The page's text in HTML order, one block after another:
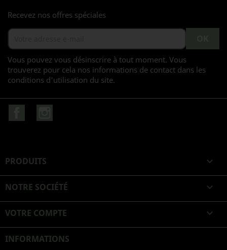
Recevez nos offres spéciales
Vous pouvez vous désinscrire à tout moment. Vous
trouverez pour cela nos informations de contact dans les
conditions d'utilisation du site.
PRODUITS 
NOTRE SOCIÉTÉ 
VOTRE COMPTE 
INFORMATIONS